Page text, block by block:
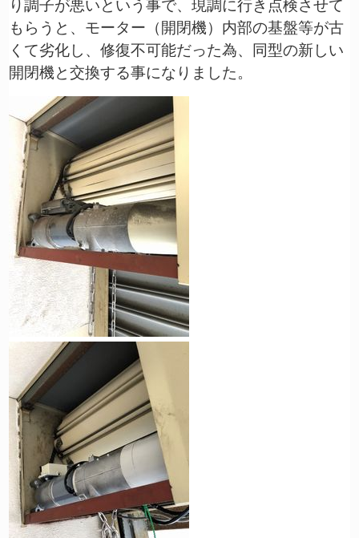
り調子が悪いという事で、現調に行き点検させて
もらうと、モーター（開閉機）内部の基盤等が古
くて劣化し、修復不可能だった為、同型の新しい
開閉機と交換する事になりました。